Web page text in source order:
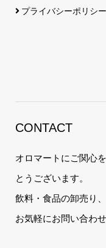
プライバシーポリシー
CONTACT
オロマートにご関心
とうございます。
飲料・食品の卸売り
お気軽にお問い合わせ